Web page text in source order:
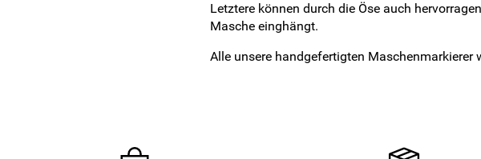
Letztere können durch die Öse auch
Masche einghängt.
Alle unsere handgefertigten